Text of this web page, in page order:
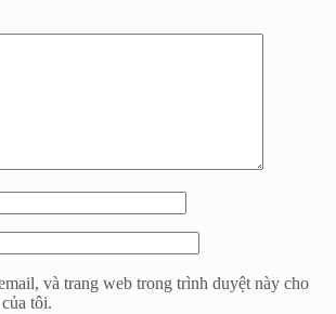
và trang web trong trình duyệt này cho
tôi.